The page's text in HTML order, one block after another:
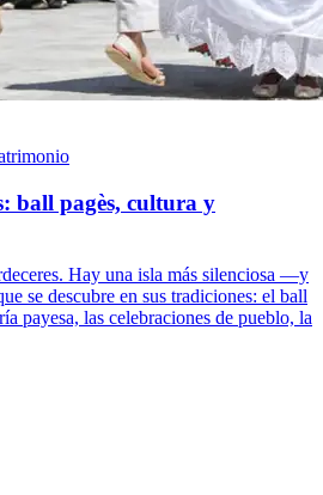
ball pagès, cultura y
Hay una isla más silenciosa —y
se descubre en sus tradiciones: el ball
payesa, las celebraciones de pueblo, la